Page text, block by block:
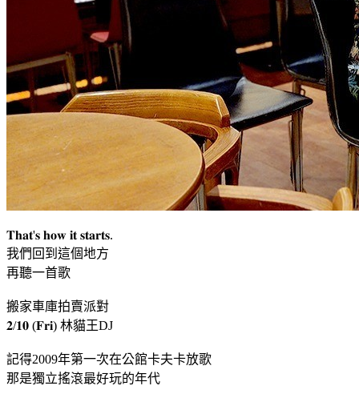
𝐓𝐡𝐚𝐭'𝐬 𝐡𝐨𝐰 𝐢𝐭 𝐬𝐭𝐚𝐫𝐭𝐬.
我們回到這個地方
再聽一首歌
搬家車庫拍賣派對
𝟐/𝟏𝟎 (𝐅𝐫𝐢) 林貓王DJ
記得2009年第一次在公館卡夫卡放歌
那是獨立搖滾最好玩的年代